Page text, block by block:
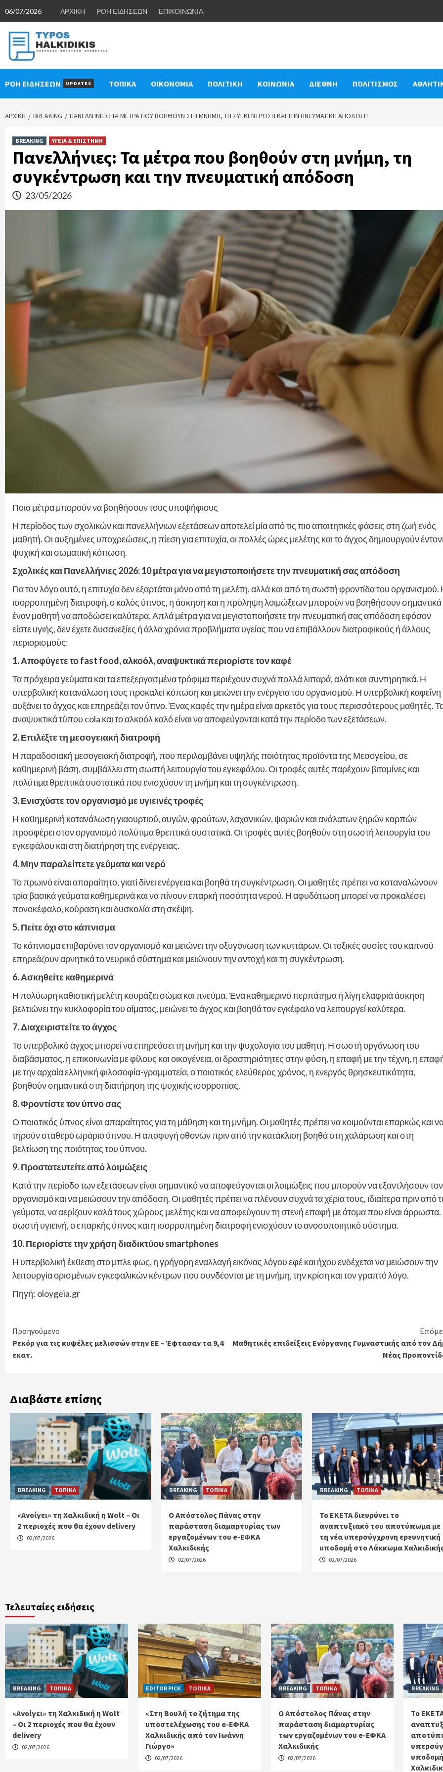
content
06/07/2026 ΑΡΧΙΚΗ ΡΟΗ ΕΙΔΗΣΕΩΝ ΕΠΙΚΟΙΝΩΝΙΑ
ΡΟΗ ΕΙΔΗΣΕΩΝ UPDATES ΤΟΠΙΚΑ ΟΙΚΟΝΟΜΙΑ ΠΟΛΙΤΙΚΗ ΚΟΙΝΩΝΙΑ ΔΙΕΘΝΗ ΠΟΛΙΤΙΣΜΟΣ
ΑΡΧΙΚΉ BREAKING ΠΑΝΕΛΛΉΝΙΕΣ: ΤΑ ΜΈΤΡΑ ΠΟΥ ΒΟΗΘΟΎΝ ΣΤΗ ΜΝΉΜΗ, ΤΗ ΣΥΓΚΈΝΤΡΩΣΗ ΚΑΙ ΤΗΝ ΠΝΕΥΜΑΤΙΚΉ ΑΠΌΔΟΣΗ
BREAKING ΥΓΕΙΑ & ΕΠΙΣΤΗΜΗ
Πανελλήνιες: Τα μέτρα που βοηθούν στη μνήμη, τη
συγκέντρωση και την πνευματική απόδοση
23/05/2026
Ποια μέτρα μπορούν να βοηθήσουν τους υποψήφιους
Η περίοδος των σχολικών και πανελλήνιων εξετάσεων αποτελεί μία από τις πιο απαιτητικές φάσεις στη ζωή ενός
μαθητή. Οι αυξημένες υποχρεώσεις, η πίεση για επιτυχία, οι πολλές ώρες μελέτης και το άγχος δημιουργούν
ψυχική και σωματική κόπωση.
Σχολικές και Πανελλήνιες 2026: 10 μέτρα για να μεγιστοποιήσετε την πνευματική σας απόδοση
Για τον λόγο αυτό, η επιτυχία δεν εξαρτάται μόνο από τη μελέτη, αλλά και από τη σωστή φροντίδα του οργανισμού.
ισορροπημένη διατροφή, ο καλός ύπνος, η άσκηση και η πρόληψη λοιμώξεων μπορούν να βοηθήσουν σημαντικά
έναν μαθητή να αποδώσει καλύτερα. Απλά μέτρα για να μεγιστοποιήσετε την πνευματική σας απόδοση εφόσον
είστε υγιής, δεν έχετε δυσανεξίες ή άλλα χρόνια προβλήματα υγείας που να επιβάλλουν διατροφικούς ή άλλους
περιορισμούς:
1. Αποφύγετε το fast food, αλκοόλ, αναψυκτικά περιορίστε τον καφέ
Τα πρόχειρα γεύματα και τα επεξεργασμένα τρόφιμα περιέχουν συχνά πολλά λιπαρά, αλάτι και συντηρητικά. Η
υπερβολική κατανάλωσή τους προκαλεί κόπωση και μειώνει την ενέργεια του οργανισμού. Η υπερβολική καφεΐνη
αυξάνει το άγχος και επηρεάζει τον ύπνο. Ένας καφές την ημέρα είναι αρκετός για τους περισσότερους μαθητές.
αναψυκτικά τύπου cola και το αλκοόλ καλό είναι να αποφεύγονται κατά την περίοδο των εξετάσεων.
2. Επιλέξτε τη μεσογειακή διατροφή
Η παραδοσιακή μεσογειακή διατροφή, που περιλαμβάνει υψηλής ποιότητας προϊόντα της Μεσογείου, σε
καθημερινή βάση, συμβάλλει στη σωστή λειτουργία του εγκεφάλου. Οι τροφές αυτές παρέχουν βιταμίνες και
πολύτιμα θρεπτικά συστατικά που ενισχύουν τη μνήμη και τη συγκέντρωση.
3. Ενισχύστε τον οργανισμό με υγιεινές τροφές
Η καθημερινή κατανάλωση γιαουρτιού, αυγών, φρούτων, λαχανικών, ψαριών και ανάλατων ξηρών καρπών
προσφέρει στον οργανισμό πολύτιμα θρεπτικά συστατικά. Οι τροφές αυτές βοηθούν στη σωστή λειτουργία του
εγκεφάλου και στη διατήρηση της ενέργειας.
4. Μην παραλείπετε γεύματα και νερό
Το πρωινό είναι απαραίτητο, γιατί δίνει ενέργεια και βοηθά τη συγκέντρωση. Οι μαθητές πρέπει να καταναλώνουν
τρία βασικά γεύματα καθημερινά και να πίνουν επαρκή ποσότητα νερού. Η αφυδάτωση μπορεί να προκαλέσει
πονοκέφαλο, κούραση και δυσκολία στη σκέψη.
5. Πείτε όχι στο κάπνισμα
Το κάπνισμα επιβαρύνει τον οργανισμό και μειώνει την οξυγόνωση των κυττάρων. Οι τοξικές ουσίες του καπνού
επηρεάζουν αρνητικά το νευρικό σύστημα και μειώνουν την αντοχή και τη συγκέντρωση.
6. Ασκηθείτε καθημερινά
Η πολύωρη καθιστική μελέτη κουράζει σώμα και πνεύμα. Ένα καθημερινό περπάτημα ή λίγη ελαφριά άσκηση
βελτιώνει την κυκλοφορία του αίματος, μειώνει το άγχος και βοηθά τον εγκέφαλο να λειτουργεί καλύτερα.
7. Διαχειριστείτε το άγχος
Το υπερβολικό άγχος μπορεί να επηρεάσει τη μνήμη και την ψυχολογία του μαθητή. Η σωστή οργάνωση του
διαβάσματος, η επικοινωνία με φίλους και οικογένεια, οι δραστηριότητες στην φύση, η επαφή με την τέχνη, η
με την αρχαία ελληνική φιλοσοφία-γραμματεία, ο ποιοτικός ελεύθερος χρόνος, η ενεργός θρησκευτικότητα,
βοηθούν σημαντικά στη διατήρηση της ψυχικής ισορροπίας.
8. Φροντίστε τον ύπνο σας
Ο ποιοτικός ύπνος είναι απαραίτητος για τη μάθηση και τη μνήμη. Οι μαθητές πρέπει να κοιμούνται επαρκώς και
τηρούν σταθερό ωράριο ύπνου. Η αποφυγή οθονών πριν από την κατάκλιση βοηθά στη χαλάρωση και στη
βελτίωση της ποιότητας του ύπνου.
9. Προστατευτείτε από λοιμώξεις
Κατά την περίοδο των εξετάσεων είναι σημαντικό να αποφεύγονται οι λοιμώξεις που μπορούν να εξαντλήσουν τον
οργανισμό και να μειώσουν την απόδοση. Οι μαθητές πρέπει να πλένουν συχνά τα χέρια τους, ιδιαίτερα πριν από
γεύματα, να αερίζουν καλά τους χώρους μελέτης και να αποφεύγουν τη στενή επαφή με άτομα που είναι
σωστή υγιεινή, ο επαρκής ύπνος και η ισορροπημένη διατροφή ενισχύουν το ανοσοποιητικό σύστημα.
10. Περιορίστε την χρήση διαδικτύου smartphones
Η υπερβολική έκθεση στο μπλε φως, η γρήγορη εναλλαγή εικόνας λόγου εφέ και ήχου ενδέχεται να μειώσουν την
λειτουργία ορισμένων εγκεφαλικών κέντρων που συνδέονται με τη μνήμη, την κρίση και τον γραπτό λόγο.
Πηγή: oloygeia.gr
Continue
Reading
Προηγούμενο
Ρεκόρ για τις κυψέλες μελισσών στην ΕΕ – Έφτασαν τα 9,4
εκατ.
Μαθητικές επιδείξεις Ενόργανης Γυμναστικής από τον
Νέας
Διαβάστε επίσης
BREAKING ΤΟΠΙΚΑ
«Ανοίγει» τη Χαλκιδική η Wolt – Οι
2 περιοχές που θα έχουν delivery
02/07/2026
BREAKING ΤΟΠΙΚΑ
Ο Απόστολος Πάνας στην
παράσταση διαμαρτυρίας των
εργαζομένων του e-ΕΦΚΑ
Χαλκιδικής
02/07/2026
BREAKING ΤΟΠΙΚΑ
Το ΕΚΕΤΑ διευρύνει το
αναπτυξιακό του αποτύπωμα με
τη νέα υπερσύγχρονη ερευνητική
υποδομή στο Λάκκωμα
02/07/2026
Τελευταίες ειδήσεις
BREAKING ΤΟΠΙΚΑ
«Ανοίγει» τη Χαλκιδική η Wolt
– Οι 2 περιοχές που θα έχουν
delivery
02/07/2026
EDITOR PICK ΤΟΠΙΚΑ
«Στη Βουλή το ζήτημα της
υποστελέχωσης του e-ΕΦΚΑ
Χαλκιδικής από τον Ιωάννη
Γιώργο»
02/07/2026
BREAKING ΤΟΠΙΚΑ
Ο Απόστολος Πάνας στην
παράσταση διαμαρτυρίας
των εργαζομένων του e-ΕΦΚΑ
Χαλκιδικής
02/07/2026
BREAKING
Το